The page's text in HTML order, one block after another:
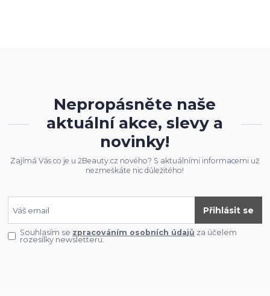
Nepropásněte naše
aktuální akce, slevy a
novinky!
Zajímá Vás co je u 2Beauty.cz nového? S aktuálními informacemi už
nezmeškáte nic důležitého!
Přihlásit se
Souhlasím se zpracováním osobních údajů za účelem
rozesílky newsletteru.